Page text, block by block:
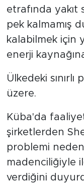
etrafında
pek kalmamış
kalabilmek için
enerji
Ülkedeki
üzere.
Küba'da
şirketlerden
problemi
madenciliğiyle
verdiğini